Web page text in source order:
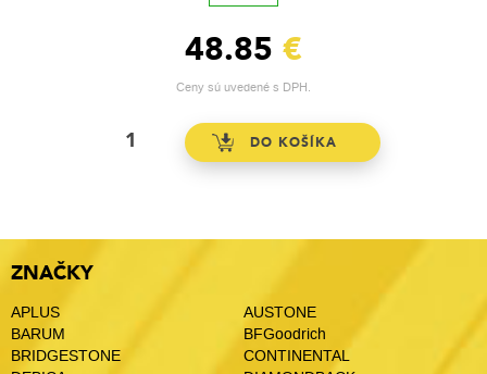
48.85 €
Ceny sú uvedené s DPH.
ZNAČKY
APLUS
AUSTONE
BARUM
BFGoodrich
BRIDGESTONE
CONTINENTAL